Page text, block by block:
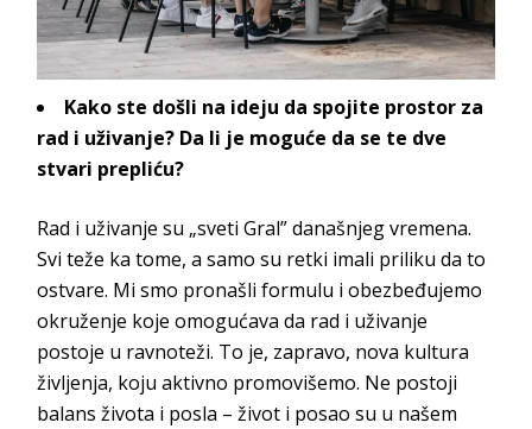
Kako ste došli na ideju da spojite prostor za
rad i uživanje? Da li je moguće da se te dve
stvari prepliću?
Rad i uživanje su „sveti Gral” današnjeg vremena.
Svi teže ka tome, a samo su retki imali priliku da to
ostvare. Mi smo pronašli formulu i obezbeđujemo
okruženje koje omogućava da rad i uživanje
postoje u ravnoteži. To je, zapravo, nova kultura
življenja, koju aktivno promovišemo. Ne postoji
balans života i posla – život i posao su u našem